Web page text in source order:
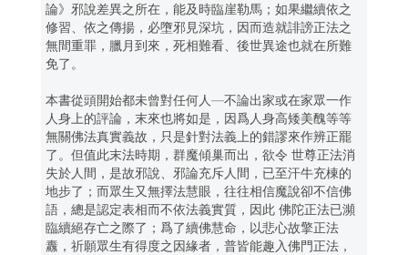
論》邪說差異之所在，能及時臨崖勒馬；如果繼續依之
修習、依之傳揚，必墮邪見深坑，因而造就誹謗正法之
無間重罪，臘月到來，死相難看、後世異途也就在所難
免了。
本書從頭開始都未曾對任何人—不論出家或在家眾一作
人身上的評論，末來也將如是，因爲人身高矮美醜等等
無關佛法真實義故，只是針對法義上的錯謬來作辨正罷
了。但值此末法時期，群魔傾巢而出，欲令 世尊正法消
失於人間，是故邪說、邪論充斥人間，已至汗牛充棟的
地步了；而眾生又無擇法慧眼，往往相信魔說卻不信佛
語，總是認定表相而不依法義實質，因此 佛陀正法已瀕
臨續絕存亡之際了；爲了續佛慧命，以悲心故擎正法
纛，祈願眾生有得度之因緣者，普皆能趣入佛門正法，